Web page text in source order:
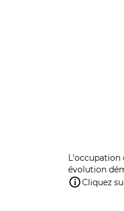
L'occupation
évolution
Cliquez